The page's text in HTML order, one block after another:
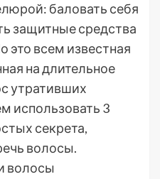
баловать себя
защитные средства
это всем известная
на длительное
утративших
использовать 3
секрета,
волосы.
волосы